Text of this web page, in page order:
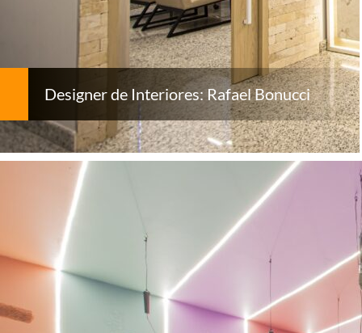
Designer de Interiores: Rafael Bonucci